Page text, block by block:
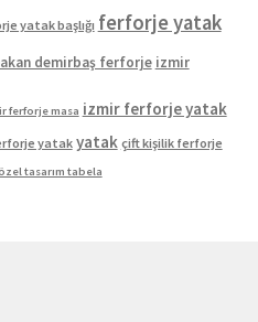
yatak başlığı ferforje yatak
demirbaş ferforje izmir
ferforje masa izmir ferforje yatak
yatak yatak çift kişilik ferforje
tasarım tabela